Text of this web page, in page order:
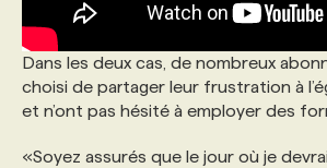
Dans les deux cas, de nombreux
choisi de partager leur frustration à
et n’ont pas hésité à employer des
«Soyez assurés que le jour où je